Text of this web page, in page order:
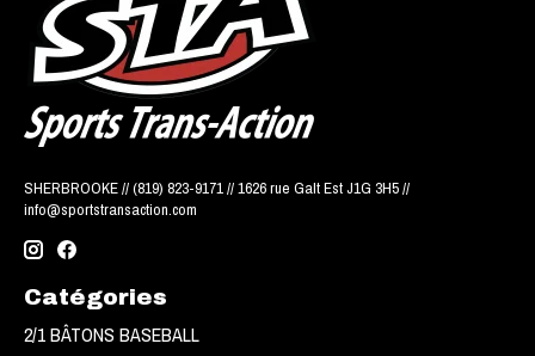
SHERBROOKE // (819) 823-9171 // 1626 rue Galt Est J1G 3H5 //
info@sportstransaction.com
Catégories
2/1 BÂTONS BASEBALL